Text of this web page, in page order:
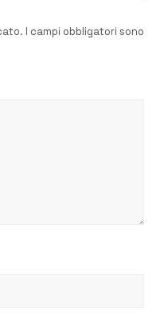
I campi obbligatori sono